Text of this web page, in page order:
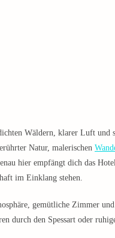
Wäldern, klarer Luft und
Natur, malerischen
hier empfängt dich das
im Einklang stehen.
gemütliche Zimmer
durch den Spessart oder